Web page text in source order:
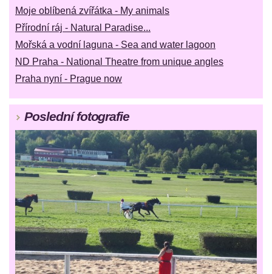
Moje oblíbená zvířátka - My animals
Přírodní ráj - Natural Paradise...
Mořská a vodní laguna - Sea and water lagoon
ND Praha - National Theatre from unique angles
Praha nyní - Prague now
Poslední fotografie